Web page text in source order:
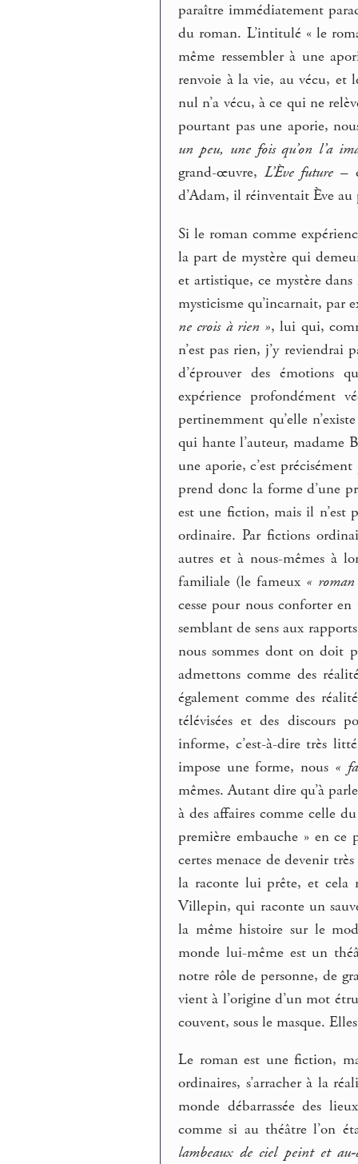
paraître immédiatement
du roman. L’intitulé « le
même ressembler à une
renvoie à la vie, au vécu, et
nul n’a vécu, à ce qui ne
pourtant pas une aporie,
un peu, une fois qu’on l’a
grand-œuvre, L’Ève future –
d’Adam, il réinventait Ève au
Si le roman comme
la part de mystère qui
et artistique, ce mystère
mysticisme qu’incarnait, par
ne crois à rien », lui qui,
n’est pas rien, j’y reviendrai
d’éprouver des émotions
expérience profondément
pertinemment qu’elle
qui hante l’auteur, madame
une aporie, c’est
prend donc la forme d’une
est une fiction, mais il n’est
ordinaire. Par fictions
autres et à nous-mêmes à
familiale (le fameux «
cesse pour nous conforter
semblant de sens aux
nous sommes dont on doit
admettons comme des
également comme des
télévisées et des discours
informe, c’est-à-dire très
impose une forme, nous «
mêmes. Autant dire qu’à
à des affaires comme celle
première embauche » en
certes menace de devenir
la raconte lui prête, et cela
Villepin, qui raconte un
la même histoire sur le
monde lui-même est un
notre rôle de personne, de
vient à l’origine d’un mot
couvent, sous le masque.
Le roman est une fiction,
ordinaires, s’arracher à la
monde débarrassée des
comme si au théâtre l’on
lambeaux de ciel peint et au-